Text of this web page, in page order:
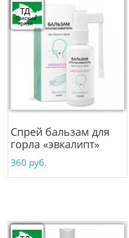
Спрей бальзам для
горла «эвкалипт»
360 руб.